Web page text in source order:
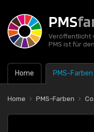
PMS
Veröffentlicht
PMS ist für
Home PMS-Farben
Home PMS-Farben